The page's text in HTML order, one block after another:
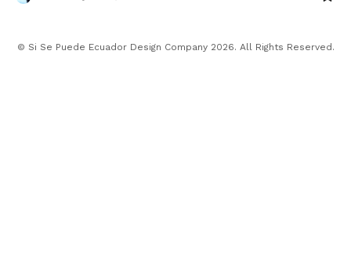
© Si Se Puede Ecuador Design Company 2026. All Rights Reserved.